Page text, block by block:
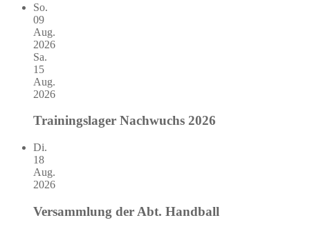
So.
09
Aug.
2026
Sa.
15
Aug.
2026
Trainingslager Nachwuchs 2026
Di.
18
Aug.
2026
Versammlung der Abt. Handball